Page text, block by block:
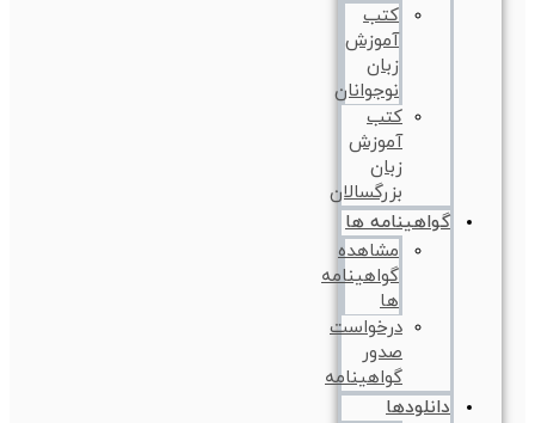
کتب
آموزش
زبان
نوجوانان
کتب
آموزش
زبان
بزرگسالان
گواهینامه ها
مشاهده
گواهینامه
ها
درخواست
صدور
گواهینامه
دانلودها